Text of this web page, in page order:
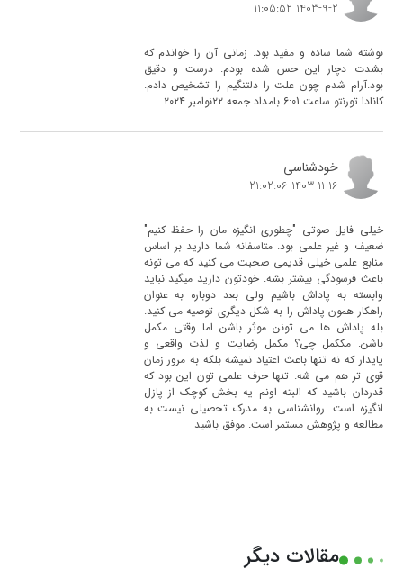
1403-9-2 11:05:52
نوشته شما ساده و مفید بود. زمانی آن را خواندم که
بشدت دچار این حس شده بودم. درست و دقیق
بود.آرام شدم چون علت را دلتنگیم را تشخیص دادم.
کانادا تورنتو ساعت 6:01 بامداد جمعه ۲۲نوامبر ۲۰۲۴
خودشناسی
1403-11-16 21:02:06
خیلی فایل صوتی "چطوری انگیزه مان را حفظ کنیم"
ضعیف و غیر علمی بود. متاسفانه شما دارید بر اساس
منابع علمی خیلی قدیمی صحبت می کنید که می تونه
باعث فرسودگی بیشتر بشه. خودتون دارید میگید نباید
وابسته به پاداش باشیم ولی بعد دوباره به عنوان
راهکار همون پاداش را به شکل دیگری توصیه می کنید.
بله پاداش ها می تونن موثر باشن اما وقتی مکمل
باشن. مککمل چی؟ مکمل رضایت و لذت واقعی و
پایدار که نه تنها باعث اعتیاد نمیشه بلکه به مرور زمان
قوی تر هم می شه. تنها حرف علمی تون این بود که
قدردان باشید که البته اونم یه بخش کوچک از پازل
انگیزه است. روانشناسی به مدرک تحصیلی نیست به
مطالعه و پژوهش مستمر است. موفق باشید
مقالات دیگر